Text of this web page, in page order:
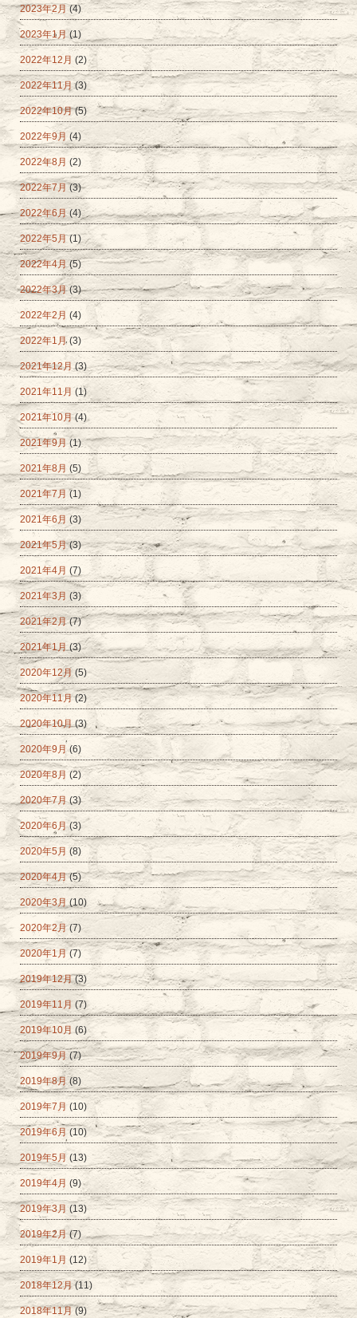
2023年2月 (4)
2023年1月(1)
2022年12月 (2)
2022年11月(3)
2022年10月(5)
2022年9月 (4)
2022年8月 (2)
2022年7月 (3)
2022年6月(4)
2022年5月(1)
2022年4月(5)
2022年3月(3)
2022年2月 (4)
2022年1月 (3)
2021年12月(3)
2021年11月 (1)
2021年10月(4)
2021年9月 (1)
2021年8月 (5)
2021年7月 (1)
2021年6月 (3)
2021年5月(3)
2021年4月 (7)
2021年3月 (3)
2021年2月(7)
2021年1月(3)
2020年12月 (5)
2020年11月(2)
2020年10月(3)
2020年9月(6)
2020年8月 (2)
2020年7月(3)
2020年6月(3)
2020年5月 (8)
2020年4月(5)
2020年3月 (10)
2020年2月(7)
2020年1月 (7)
2019年12月(3)
2019年11月 (7)
2019年10月(6)
2019年9月(7)
2019年8月(8)
2019年7月 (10)
2019年6月 (10)
2019年5月 (13)
2019年4月 (9)
2019年3月 (13)
2019年2月(7)
2019年1月 (12)
2018年12月(11)
2018年11月 (9)